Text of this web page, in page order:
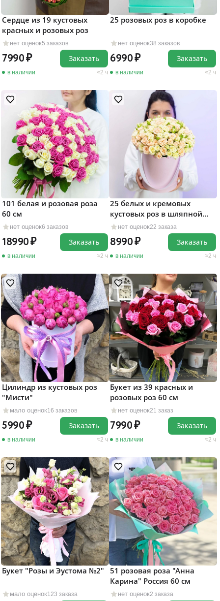
нет оценок5 заказов
Сердце из 19 кустовых
красных и розовых роз
7990
в наличии 2 ч
Заказать
нет оценок38 заказов
25 розовых роз в коробке
6990
в наличии 2 ч
Заказать
нет оценок6 заказов
101 белая и розовая роза
60 см
18990
в наличии 2 ч
Заказать
нет оценок22 заказа
25 белых и кремовых
кустовых роз в шляпной
коробке
8990
в наличии 2 ч
Заказать
мало оценок16 заказов
Цилиндр из кустовых роз
"Мисти"
5990
в наличии 2 ч
Заказать
нет оценок21 заказ
Букет из 39 красных и
розовых роз 60 см
7990
в наличии 2 ч
Заказать
мало оценок123 заказа
Букет "Розы и Эустома №2"
нет оценок2 заказа
51 розовая роза "Анна
Карина" Россия 60 см